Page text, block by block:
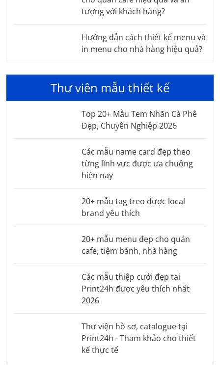
tượng với khách hàng?
Hướng dẫn cách thiết kế menu và
in menu cho nhà hàng hiệu quả?
Thư viên mẫu thiết kế
Top 20+ Mẫu Tem Nhãn Cà Phê
Đẹp, Chuyên Nghiệp 2026
Các mẫu name card đẹp theo
từng lĩnh vực được ưa chuộng
hiện nay
20+ mẫu tag treo được local
brand yêu thích
20+ mẫu menu đẹp cho quán
cafe, tiệm bánh, nhà hàng
Các mẫu thiệp cưới đẹp tại
Print24h được yêu thích nhất
2026
Thư viện hồ sơ, catalogue tại
Print24h - Tham khảo cho thiết
kế thực tế